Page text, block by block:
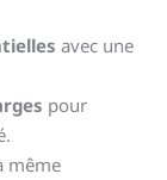
avec une
pour
même